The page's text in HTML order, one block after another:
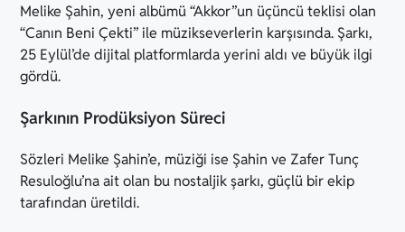
Melike Şahin, yeni albümü “Akkor”un üçüncü teklisi olan
“Canın Beni Çekti” ile müzikseverlerin karşısında. Şarkı,
25 Eylül’de dijital platformlarda yerini aldı ve büyük ilgi
gördü.
Şarkının Prodüksiyon Süreci
Sözleri Melike Şahin’e, müziği ise Şahin ve Zafer Tunç
Resuloğlu’na ait olan bu nostaljik şarkı, güçlü bir ekip
tarafından üretildi.